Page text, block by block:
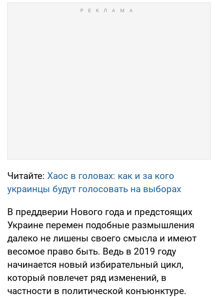
Читайте: Хаос в головах: как и за кого
украинцы будут голосовать на выборах
В преддверии Нового года и предстоящих
Украине перемен подобные размышления
далеко не лишены своего смысла и имеют
весомое право быть. Ведь в 2019 году
начинается новый избирательный цикл,
который повлечет ряд изменений, в
частности в политической конъюнктуре.